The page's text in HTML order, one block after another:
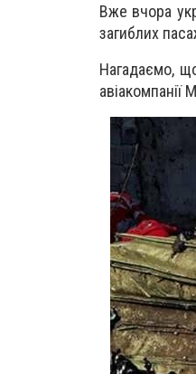
Вже вчора
загиблих
Нагадаємо,
авіакомпанії